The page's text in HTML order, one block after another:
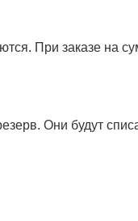
При заказе на
Они будут